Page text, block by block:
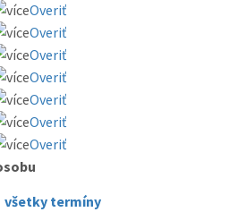
Overiť
Overiť
Overiť
Overiť
Overiť
Overiť
Overiť
všetky termíny